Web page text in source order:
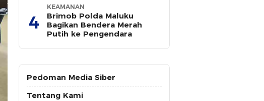
4
KEAMANAN
Brimob Polda Maluku
Bagikan Bendera Merah
Putih ke Pengendara
Pedoman Media Siber
Tentang Kami